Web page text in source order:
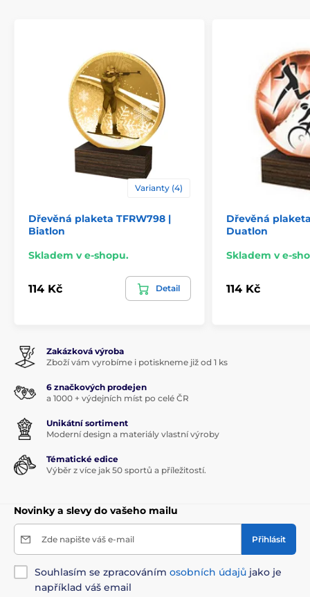
Způsob personalizace
Varianty (4)
Dřevěná plaketa TFRW798 |
Biatlon
Skladem v e-shopu.
114 Kč Detail
Dřevěná
Duatlon
Skladem v e-
114 Kč
Zakázková výroba
Zboží vám vyrobíme i potiskneme již od 1 ks
6 značkových prodejen
a 1000 + výdejních míst po celé ČR
Unikátní sortiment
Moderní design a materiály vlastní výroby
Tématické edice
Výběr z více jak 50 sportů a příležitostí.
Novinky a slevy do vašeho mailu
Zde napište váš e-mail Přihlásit
Souhlasím se zpracováním osobních údajů jako je
například váš email